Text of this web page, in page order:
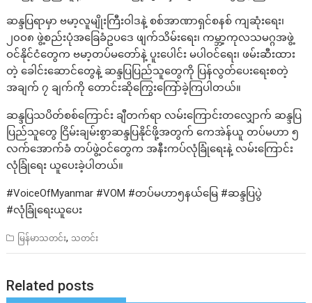
ဆန္ဒပြရာမှာ ဗမာ့လူမျိုးကြီးဝါဒနဲ့ စစ်အာဏာရှင်စနစ် ကျဆုံးရေး၊
၂၀၀၈ ဖွဲ့စည်းပုံအခြေခံဥပဒေ ဖျက်သိမ်းရေး၊ ကမ္ဘာ့ကုလသမဂ္ဂအဖွဲ့
ဝင်နိုင်ငံတွေက ဗမာ့တပ်မတော်နဲ့ ပူးပေါင်း မပါဝင်ရေး၊ ဖမ်းဆီးထား
တဲ့ ခေါင်းဆောင်တွေနဲ့ ဆန္ဒပြပြည်သူတွေကို ပြန်လွတ်ပေးရေးစတဲ့
အချက် ၇ ချက်ကို တောင်းဆိုကြွေးကြော်ခဲ့ကြပါတယ်။
ဆန္ဒပြသပိတ်စစ်ကြောင်း ချီတက်ရာ လမ်းကြောင်းတလျှောက် ဆန္ဒပြ
ပြည်သူတွေ ငြိမ်းချမ်းစွာဆန္ဒပြနိုင်ဖို့အတွက် ကေအဲန်ယူ တပ်မဟာ ၅
လက်အောက်ခံ တပ်ဖွဲ့ဝင်တွေက အနီးကပ်လုံခြုံရေးနဲ့ လမ်းကြောင်း
လုံခြုံရေး ယူပေးခဲ့ပါတယ်။
#VoiceOfMyanmar #VOM #တပ်မဟာ၅နယ်မြေ #ဆန္ဒပြပွဲ
#လုံခြုံရေးယူပေး
မြန်မာသတင်း, သတင်း
Related posts